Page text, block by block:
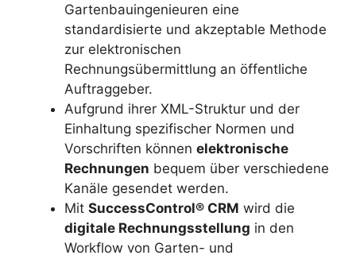
Gartenbauingenieuren eine
standardisierte und akzeptable Methode
zur elektronischen
Rechnungsübermittlung an öffentliche
Auftraggeber.
Aufgrund ihrer XML-Struktur und der
Einhaltung spezifischer Normen und
Vorschriften können elektronische
Rechnungen bequem über verschiedene
Kanäle gesendet werden.
Mit SuccessControl® CRM wird die
digitale Rechnungsstellung in den
Workflow von Garten- und